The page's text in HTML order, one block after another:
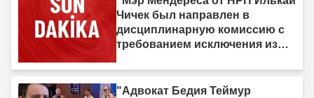
Чичек был направлен в
дисциплинарную комиссию с
требованием исключения из
"Адвокат Бедия Теймур